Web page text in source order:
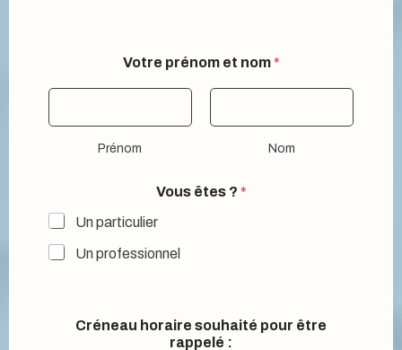
Votre prénom et nom *
Prénom Nom
Vous êtes ? *
Un particulier
Un professionnel
Créneau horaire souhaité pour être
rappelé :